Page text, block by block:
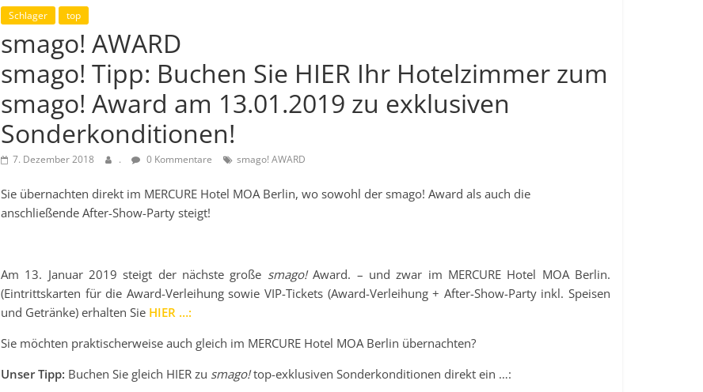
Schlager top
smago! AWARD
smago! Tipp: Buchen Sie HIER Ihr Hotelzimmer zum
smago! Award am 13.01.2019 zu exklusiven
Sonderkonditionen!
7. Dezember 2018 . 0 Kommentare smago! AWARD
Sie übernachten direkt im MERCURE Hotel MOA Berlin, wo sowohl der smago! Award als auch die
anschließende After-Show-Party steigt!
Am 13. Januar 2019 steigt der nächste große smago!Award. – und zwar im MERCURE Hotel MOA Berlin.
(Eintrittskarten für die Award-Verleihung sowie VIP-Tickets (Award-Verleihung + After-Show-Party inkl. Speisen
und Getränke) erhalten Sie HIER …:
Sie möchten praktischerweise auch gleich im MERCURE Hotel MOA Berlin übernachten?
Unser Tipp: Buchen Sie gleich HIER zu smago!top-exklusiven Sonderkonditionen direkt ein …: